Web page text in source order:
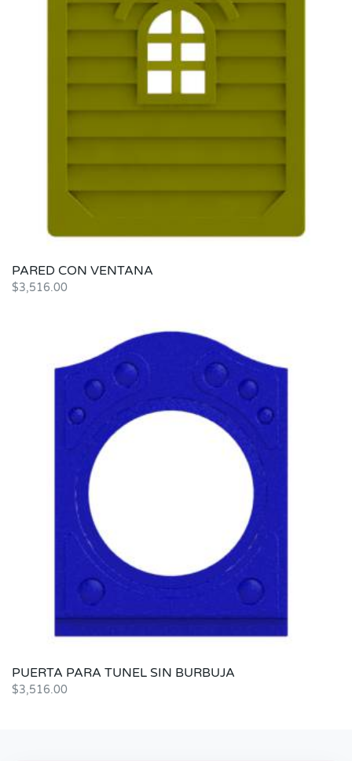
PARED CON VENTANA
$3,516.00
PUERTA PARA TUNEL SIN BURBUJA
$3,516.00